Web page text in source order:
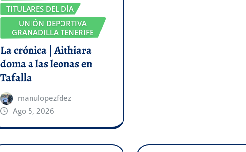
TITULARES DEL DÍA
UNIÓN DEPORTIVA
GRANADILLA TENERIFE
La crónica | Aithiara
doma a las leonas en
Tafalla
manulopezfdez
Ago 5, 2026